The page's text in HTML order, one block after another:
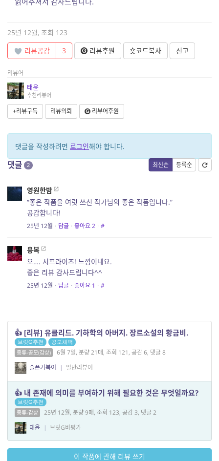
25년 12월, 조회 123
리뷰공감
3 리뷰후원 숏코드복사 신고
리뷰어
태윤
추천리뷰어
+리뷰구독 리뷰의뢰 리뷰어후원
댓글을 작성하려면 로그인해야 합니다.
최신순 등록순
댓글 2
영원한밤
“좋은 작품을 여럿 쓰신 작가님의 좋은 작품입니다.”
공감합니다!
25년 12월 · 답글 · 좋아요2 · #
용복
오…. 서프라이즈! 느낌이네요.
좋은 리뷰 감사드립니다^^
25년 12월 · 답글 · 좋아요 1 · #
👍 [리뷰] 유클리드. 기하학의 아버지. 장르소설의 황금비.
브릿G추천 공모채택
종류-공모(감상)
6월 7일, 분량 21매, 조회 121, 공감 6, 댓글 8
슬픈거북이
| 일반리뷰어
👍 내 존재에 의미를 부여하기 위해 필요한 것은 무엇일까요?
브릿G추천
종류-감상
25년 12월, 분량 9매, 조회 123, 공감 3, 댓글 2
태윤 | 브릿G비평가
이 작품에 관해 리뷰 쓰기